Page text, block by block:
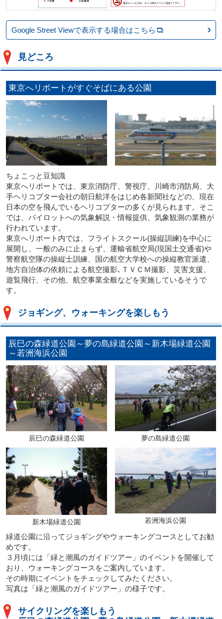
Google Street Viewで表示する場合はこちら
見どころ
東京へリポートがすぐそばにある公園
ちょこっと豆知識
東京へリポートでは、東京消防庁、警視庁、川崎市消防局、大
手ヘリコプター会社の朝日航洋をはじめ各新聞社などの、現在
日本の空を飛んでいるヘリコプターの多くが見られます。そこ
では、パイロットへの気象解説・情報提供、気象観測の業務が
行われています。
東京へリポート内では、フライトスクール(操縦訓練)を中心に
展開し、一般のみに止まらず、運輸省航空局(現国土交通省)や
警察航空隊の操縦士訓練、国の航空大学校への操縦教官派遣、
地方自治体の依頼による航空撮影､ＴＶＣＭ撮影、災害支援、
遊覧飛行、その他、航空事業全般などを実施しているそうで
す。
ジョギング、ウォーキングを楽しもう
辰巳の森緑道公園～夢の島緑道公園～新木場緑道公園
～若洲海浜公園
辰巳の森緑道公園 夢の島緑道公園
新木場緑道公園 若洲海浜公園
緑道公園に沿ってジョギングやウォーキングコースとしてお勧
めです。
３月頃には「緑と潮風のガイドツアー」のイベントを開催して
おり、ウォーキングコースをご案内しています。
その時期にイベントをチェックしてみたください。
写真は「緑と潮風のガイドツアー」の様子です。
サイクリングを楽しもう